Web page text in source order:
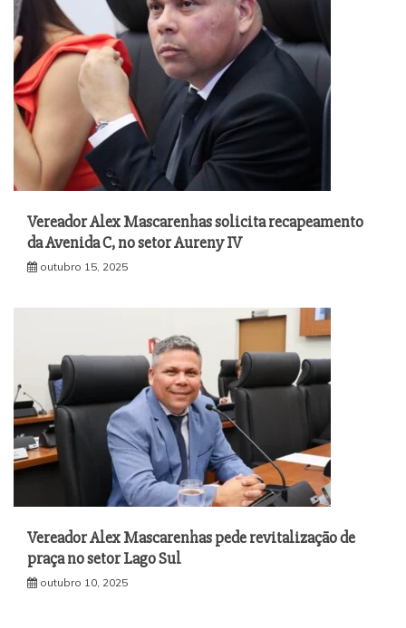
Vereador Alex Mascarenhas solicita recapeamento
da Avenida C, no setor Aureny IV
outubro 15, 2025
Vereador Alex Mascarenhas pede revitalização de
praça no setor Lago Sul
outubro 10, 2025